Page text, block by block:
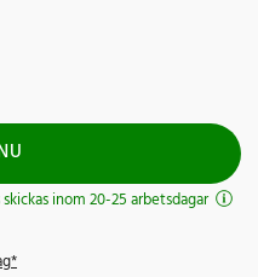
inom 20-25 arbetsdagar